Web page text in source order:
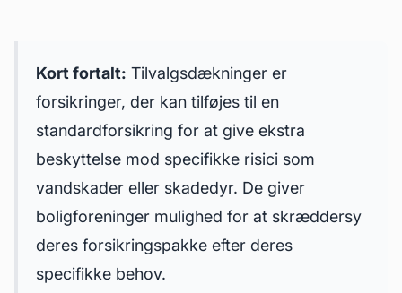
Kort fortalt: Tilvalgsdækninger er
forsikringer, der kan tilføjes til en
standardforsikring for at give ekstra
beskyttelse mod specifikke risici som
vandskader eller skadedyr. De giver
boligforeninger mulighed for at skræddersy
deres forsikringspakke efter deres
specifikke behov.